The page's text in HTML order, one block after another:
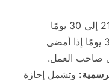
تتراوح بين 21 إلى 30 يومًا
مدفوعة الأجر، وتصل إلى 30 يومًا إذا أمضى
وتشمل إجازة